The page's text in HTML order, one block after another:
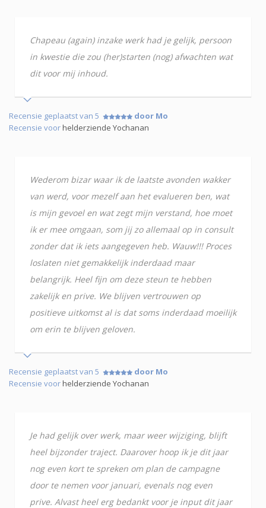
Chapeau (again) inzake werk had je gelijk, persoon
in kwestie die zou (her)starten (nog) afwachten wat
dit voor mij inhoud.
Recensie geplaatst van 5
door Mo
Recensie voorhelderziende Yochanan
Wederom bizar waar ik de laatste avonden wakker
van werd, voor mezelf aan het evalueren ben, wat
is mijn gevoel en wat zegt mijn verstand, hoe moet
ik er mee omgaan, som jij zo allemaal op in consult
zonder dat ik iets aangegeven heb. Wauw!!! Proces
loslaten niet gemakkelijk inderdaad maar
belangrijk. Heel fijn om deze steun te hebben
zakelijk en prive. We blijven vertrouwen op
positieve uitkomst al is dat soms inderdaad moeilijk
om erin te blijven geloven.
Recensie geplaatst van 5
door Mo
Recensie voorhelderziende Yochanan
Je had gelijk over werk, maar weer wijziging, blijft
heel bijzonder traject. Daarover hoop ik je dit jaar
nog even kort te spreken om plan de campagne
door te nemen voor januari, evenals nog even
prive. Alvast heel erg bedankt voor je input dit jaar